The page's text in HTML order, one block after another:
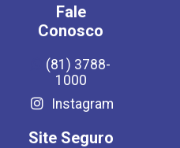
Fale
Conosco
(81) 3788-
1000
Instagram
Site Seguro